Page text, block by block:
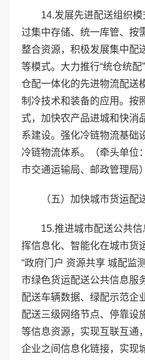
14.发展先进配送组织
过集中存储、统一库管、按
整合资源，积极发展集中配
等模式。大力推行“统仓统配
仓配一体化的先进物流配送
制冷技术和装备的应用。按
式，加快农产品进城和快消
系建设。强化冷链物流基础
冷链物流体系。（牵头单位
市交通运输局、邮政管理局）
（五）加快城市货运配
15.推进城市配送公共
挥信息化、智能化在城市货
“政府门户 资源共享 城配监
市绿色货运配送公共信息服
配送车辆数据、绿配示范企
配送三级网络节点、停靠设
等信息资源，实现互联互通
企业之间信息化链接，实现